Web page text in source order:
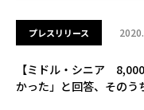
プレスリリース
【ミドル・シニア
かった」と回答、そのう